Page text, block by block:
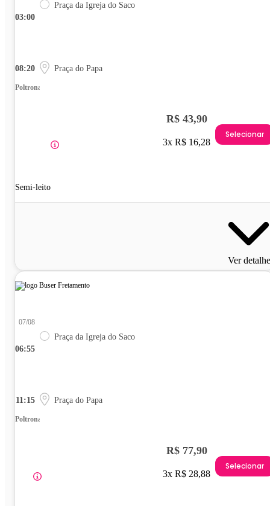
03:00
Praça da Igreja do Saco
08:20 Praça do Papa
Poltrona
Semi-leito
R$ 43,90
3x R$ 16,28
Selecionar
Ver
06:55
07/08
Praça da Igreja do Saco
11:15 Praça do Papa
Poltrona
R$ 77,90
3x R$ 28,88
Selecionar